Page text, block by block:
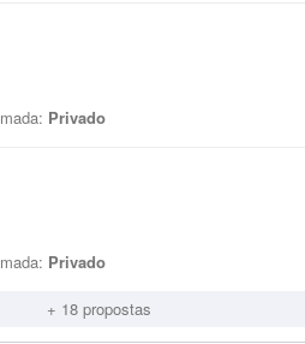
Privado
Privado
+ 18 propostas